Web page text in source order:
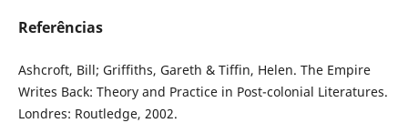
Referências
Ashcroft, Bill; Griffiths, Gareth & Tiffin, Helen. The Empire
Writes Back: Theory and Practice in Post-colonial Literatures.
Londres: Routledge, 2002.